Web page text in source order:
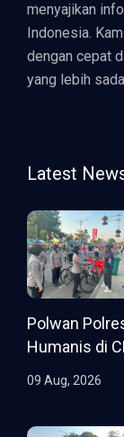
menyajikan
Indonesia.
dengan cepat
yang lebih
Latest
Polwan
Humanis di
09 Aug, 2026